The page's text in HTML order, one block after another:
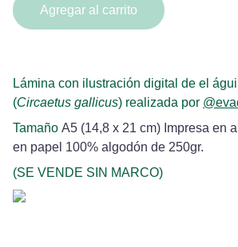
Agregar al carrito
Lámina con ilustración digital de el
(Circaetus gallicus) realizada por
Tamaño A5 (14,8 x 21 cm) Impresa en
en papel 100% algodón de 250gr.
(SE VENDE SIN MARCO)